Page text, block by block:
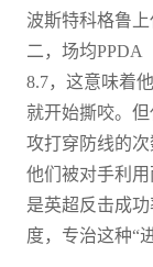
波斯特科格鲁
二，场均PPDA
8.7，这意味着
就开始撕咬。
攻打穿防线的次
他们被对手利
是英超反击成
度，专治这种“